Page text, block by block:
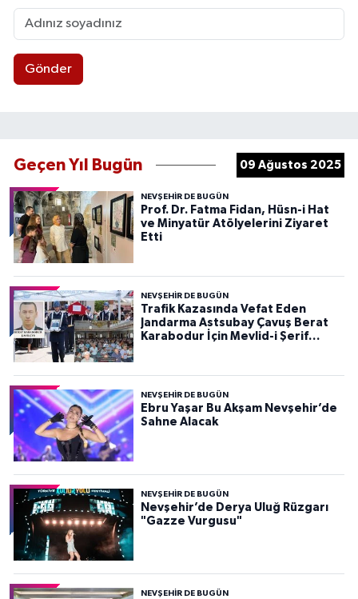
Gönder
Geçen Yıl Bugün 09 Ağustos 2025
NEVŞEHIR DE BUGÜN
Prof. Dr. Fatma Fidan, Hüsn-i Hat
ve Minyatür Atölyelerini Ziyaret
Etti
NEVŞEHIR DE BUGÜN
Trafik Kazasında Vefat Eden
Jandarma Astsubay Çavuş Berat
Karabodur İçin Mevlid-i Şerif
NEVŞEHIR DE BUGÜN
Ebru Yaşar Bu Akşam Nevşehir’de
Sahne Alacak
NEVŞEHIR DE BUGÜN
Nevşehir’de Derya Uluğ Rüzgarı
"Gazze Vurgusu"
NEVŞEHIR DE BUGÜN